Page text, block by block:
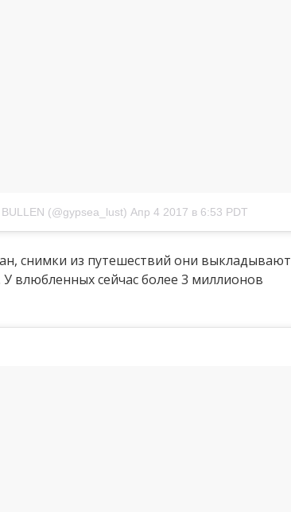
(@gypsea_lust) Апр 4 2017 в 6:53 PDT
снимки из путешествий они выкладывают
влюбленных сейчас более 3 миллионов